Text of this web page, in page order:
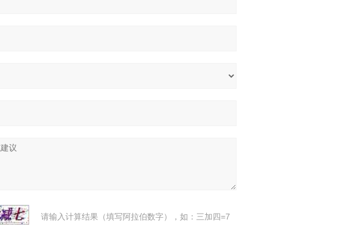
请输入计算结果（填写阿拉伯数字），如：三加四=7